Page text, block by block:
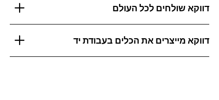
דווקא שולחים לכל העולם
דווקא מייצרים את הכלים בעבודת יד